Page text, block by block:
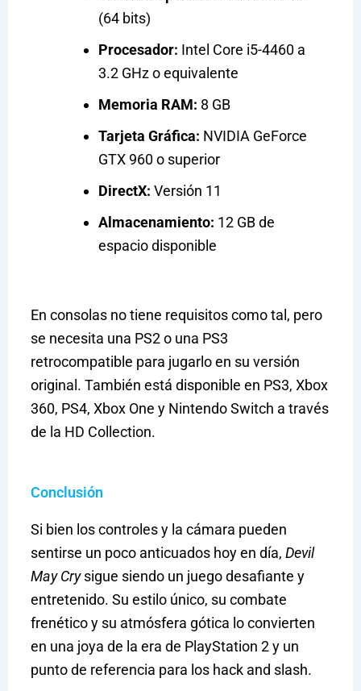
(64 bits)
Procesador: Intel Core i5-4460 a
3.2 GHz o equivalente
Memoria RAM: 8 GB
Tarjeta Gráfica: NVIDIA GeForce
GTX 960 o superior
DirectX: Versión 11
Almacenamiento: 12 GB de
espacio disponible
En consolas no tiene requisitos como tal, pero
se necesita una PS2 o una PS3
retrocompatible para jugarlo en su versión
original. También está disponible en PS3, Xbox
360, PS4, Xbox One y Nintendo Switch a través
de la HD Collection.
Conclusión
Si bien los controles y la cámara pueden
sentirse un poco anticuados hoy en día, Devil
May Crysigue siendo un juego desafiante y
entretenido. Su estilo único, su combate
frenético y su atmósfera gótica lo convierten
en una joya de la era de PlayStation 2 y un
punto de referencia para los hack and slash.